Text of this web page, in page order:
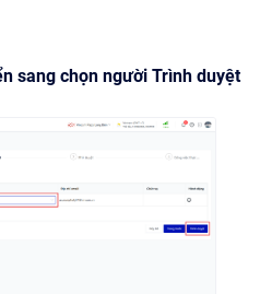
sang chọn người Trình duyệt